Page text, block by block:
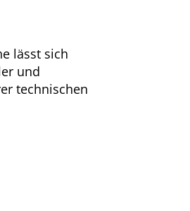
lässt sich
und
technischen